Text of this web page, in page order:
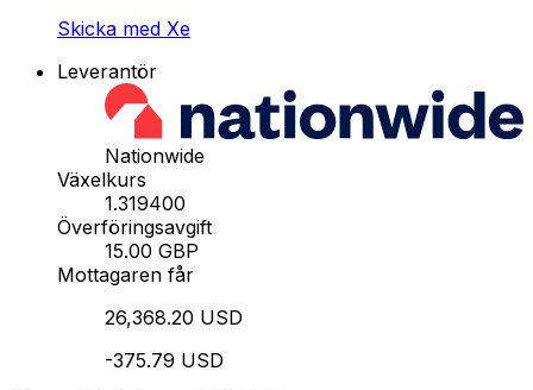
Skicka med Xe
Leverantör
Nationwide
Växelkurs
1.319400
Överföringsavgift
15.00 GBP
Mottagaren får
26,368.20 USD
-375.79 USD